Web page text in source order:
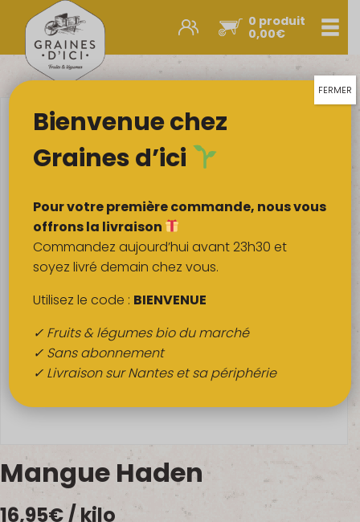
0 produit
0,00€
Promos et nouveautés
Légumes & œufs
Fruits
Viandes
Boulangerie
Crémerie
Poissons
Épicerie sucrée
Épices
Boissons
QUI SOMMES-NOUS ?
FRUITS BIO AU BUREAU
NOS PRODUCTEURS
Mangue Haden
16,95€/ kilo
Bienvenue chez
Graines d’ici
Pour votre première commande, nous vous
offrons la livraison
Commandez aujourd’hui avant 23h30 et
soyez livré demain chez vous.
Utilisez le code : BIENVENUE
✓ Fruits & légumes bio du marché
✓ Sans abonnement
✓ Livraison sur Nantes et sa périphérie
FERMER